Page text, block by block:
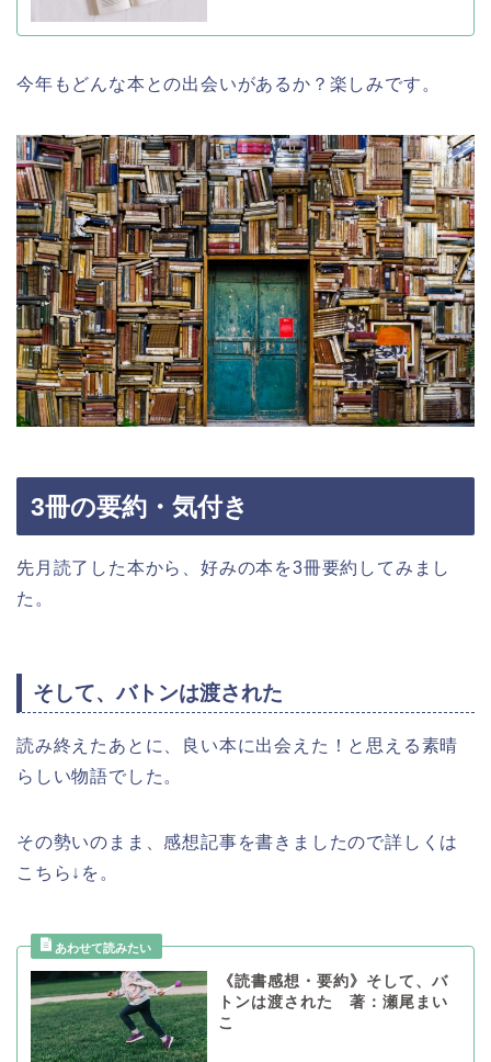
今年もどんな本との出会いがあるか？楽しみです。
3冊の要約・気付き
先月読了した本から、好みの本を3冊要約してみまし
た。
そして、バトンは渡された
読み終えたあとに、良い本に出会えた！と思える素晴
らしい物語でした。
その勢いのまま、感想記事を書きましたので詳しくは
こちら↓を。
《読書感想・要約》そして、バ
トンは渡された 著：瀬尾まい
こ